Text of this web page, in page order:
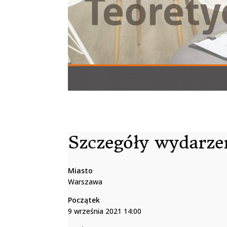
Szczegóły
Miasto
Warszawa
Początek
9 września 2021 14:00